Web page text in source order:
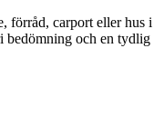
förråd, carport eller hus i
bedömning och en tydlig